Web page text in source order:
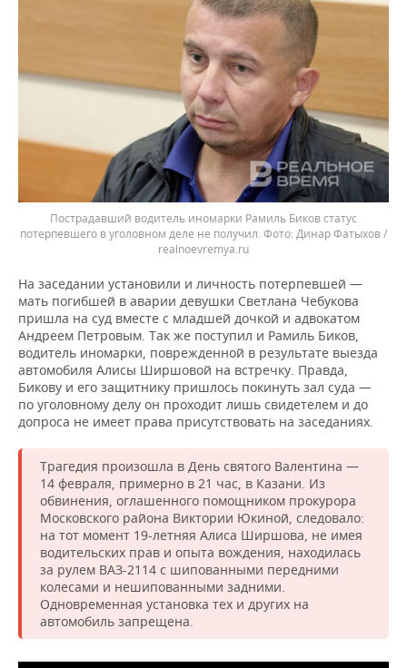
Пострадавший водитель иномарки Рамиль Биков статус
потерпевшего в уголовном деле не получил.
Динар Фатыхов /
realnoevremya.ru
На заседании установили и личность потерпевшей —
мать погибшей в аварии девушки Светлана Чебукова
пришла на суд вместе с младшей дочкой и адвокатом
Андреем Петровым. Так же поступил и Рамиль Биков,
водитель иномарки, поврежденной в результате выезда
автомобиля Алисы Ширшовой на встречку. Правда,
Бикову и его защитнику пришлось покинуть зал суда —
по уголовному делу он проходит лишь свидетелем и до
допроса не имеет права присутствовать на заседаниях.
Трагедия произошла в День святого Валентина —
14 февраля, примерно в 21 час, в Казани. Из
обвинения, оглашенного помощником прокурора
Московского района Виктории Юкиной, следовало:
на тот момент 19-летняя Алиса Ширшова, не имея
водительских прав и опыта вождения, находилась
за рулем ВАЗ-2114 с шипованными передними
колесами и нешипованными задними.
Одновременная установка тех и других на
автомобиль запрещена.